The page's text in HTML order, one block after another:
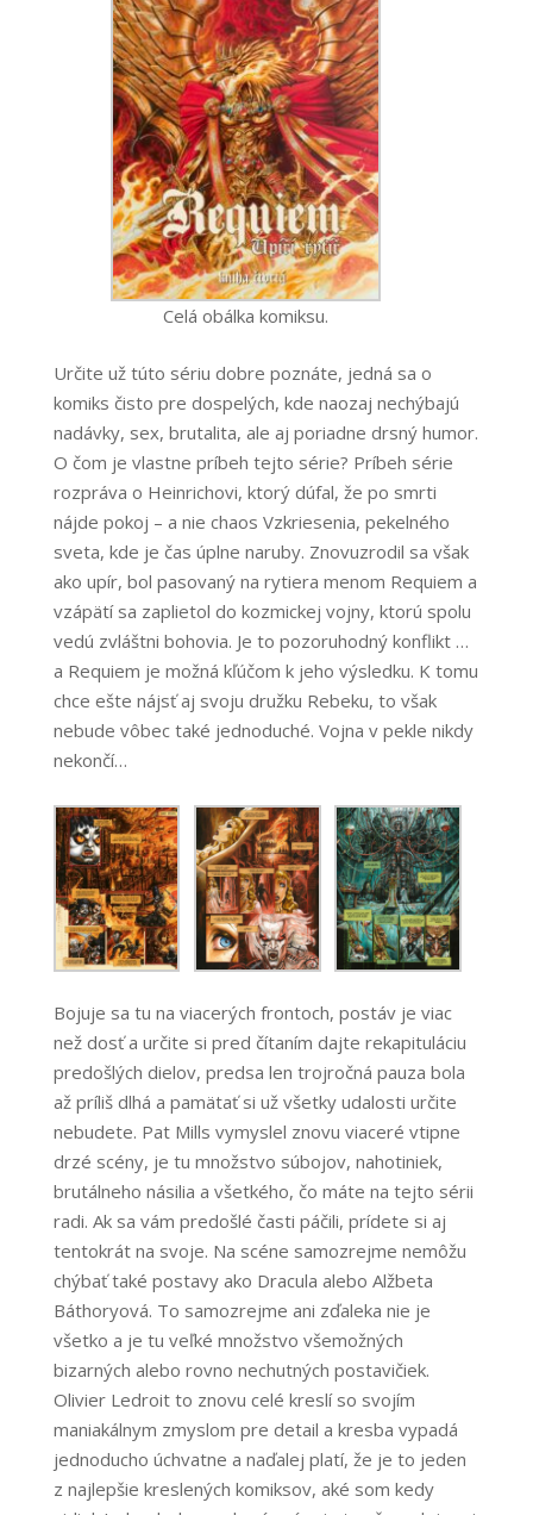
Celá obálka komiksu.
Určite už túto sériu dobre poznáte, jedná sa o
komiks čisto pre dospelých, kde naozaj nechýbajú
nadávky, sex, brutalita, ale aj poriadne drsný humor.
O čom je vlastne príbeh tejto série? Príbeh série
rozpráva o Heinrichovi, ktorý dúfal, že po smrti
nájde pokoj – a nie chaos Vzkriesenia, pekelného
sveta, kde je čas úplne naruby. Znovuzrodil sa však
ako upír, bol pasovaný na rytiera menom Requiem a
vzápätí sa zaplietol do kozmickej vojny, ktorú spolu
vedú zvláštni bohovia. Je to pozoruhodný konflikt …
a Requiem je možná kľúčom k jeho výsledku. K tomu
chce ešte nájsť aj svoju družku Rebeku, to však
nebude vôbec také jednoduché. Vojna v pekle nikdy
nekončí…
Bojuje sa tu na viacerých frontoch, postáv je viac
než dosť a určite si pred čítaním dajte rekapituláciu
predošlých dielov, predsa len trojročná pauza bola
až príliš dlhá a pamätať si už všetky udalosti určite
nebudete. Pat Mills vymyslel znovu viaceré vtipne
drzé scény, je tu množstvo súbojov, nahotiniek,
brutálneho násilia a všetkého, čo máte na tejto sérii
radi. Ak sa vám predošlé časti páčili, prídete si aj
tentokrát na svoje. Na scéne samozrejme nemôžu
chýbať také postavy ako Dracula alebo Alžbeta
Báthoryová. To samozrejme ani zďaleka nie je
všetko a je tu veľké množstvo všemožných
bizarných alebo rovno nechutných postavičiek.
Olivier Ledroit to znovu celé kreslí so svojím
maniakálnym zmyslom pre detail a kresba vypadá
jednoducho úchvatne a naďalej platí, že je to jeden
z najlepšie kreslených komiksov, aké som kedy